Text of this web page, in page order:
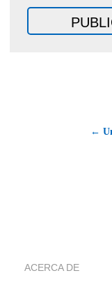
←
ACERCA DE